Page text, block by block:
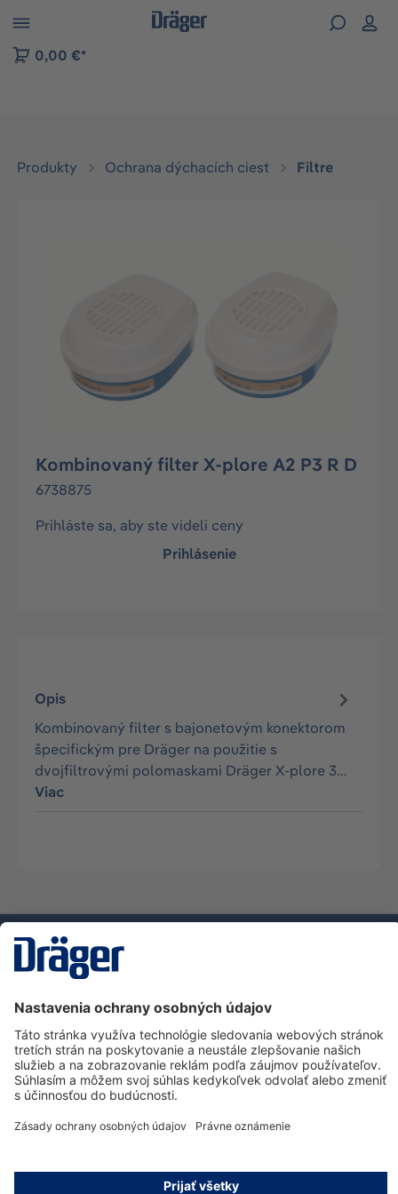
to B2B platform navigation
0,00 €*
Produkty Ochrana dýchacích ciest Filtre
Kombinovaný filter X-plore A2 P3 R D
6738875
Prihláste sa, aby ste videli ceny
Prihlásenie
Opis
Kombinovaný filter s bajonetovým konektorom
špecifickým pre Dräger na použitie s
dvojfiltrovými polomaskami Dräger X-plore 3…
Viac
Zákaznícka infolinka
O spoločnosti Dräger
Informácie